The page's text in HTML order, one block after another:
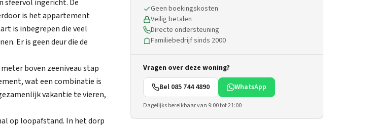
sfeervol ingericht. De
is het appartement
is inbegrepen die veel
Er is geen deur die de
boven zeeniveau stap
wat een combinatie is
vakantie te vieren,
op loopafstand. In het dorp
Geen boekingskosten
Veilig betalen
Directe ondersteuning
Familiebedrijf sinds 2000
Vragen over deze woning?
Bel 085 744 4890
WhatsApp
Dagelijks bereikbaar van 9:00 tot 21:00